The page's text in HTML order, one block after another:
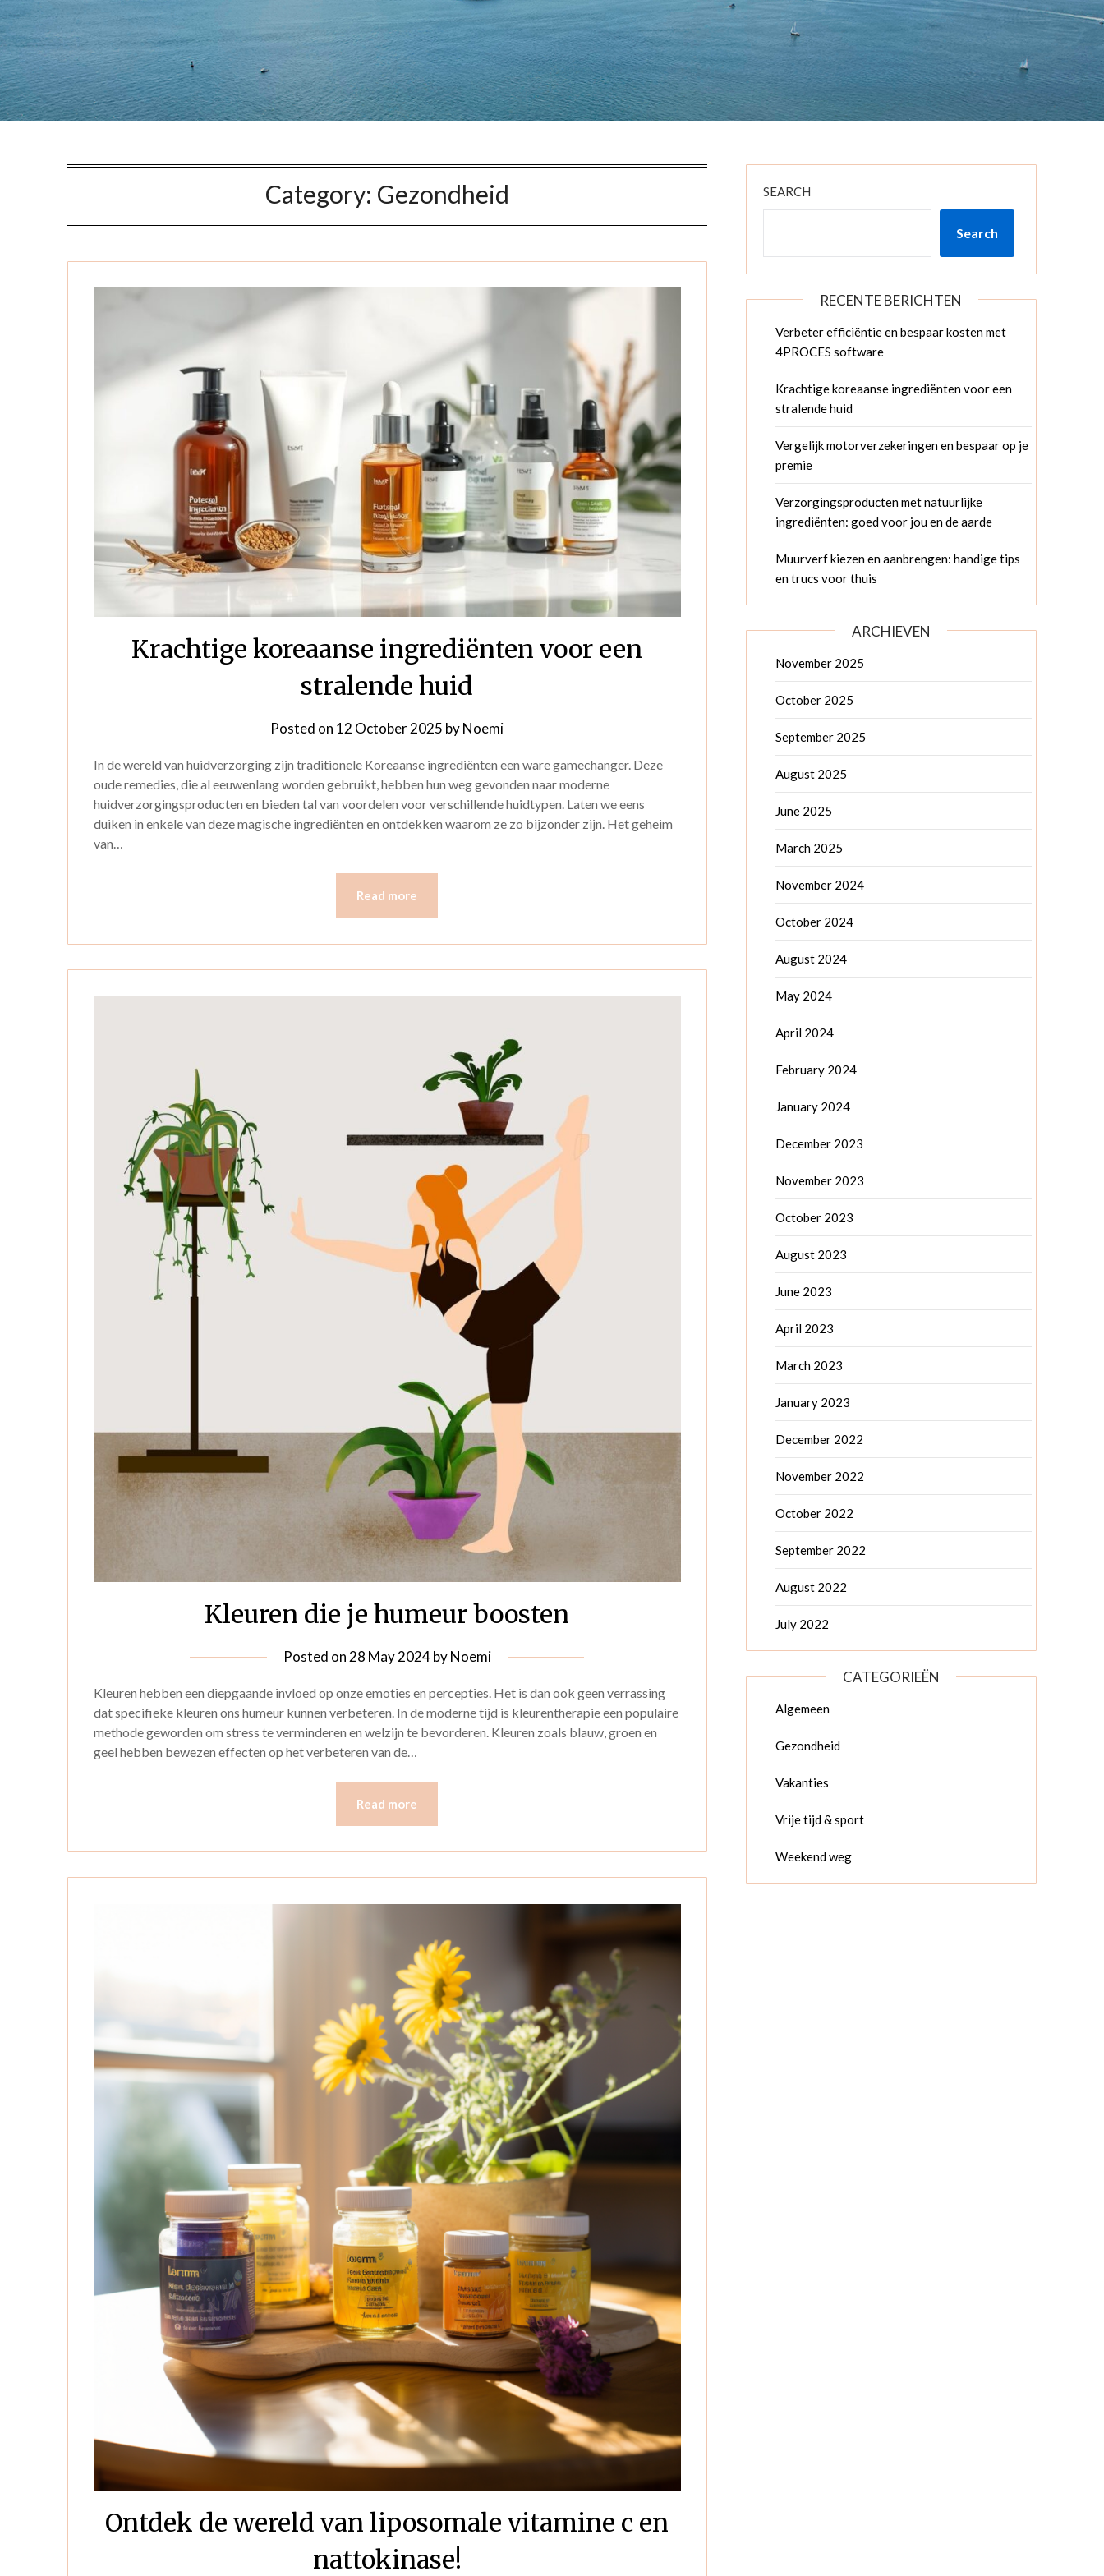
Category: Gezondheid
Krachtige koreaanse ingrediënten voor een
stralende huid
Posted on 12 October 2025 byNoemi
In de wereld van huidverzorging zijn traditionele Koreaanse ingrediënten een ware gamechanger. Deze
oude remedies, die al eeuwenlang worden gebruikt, hebben hun weg gevonden naar moderne
huidverzorgingsproducten en bieden tal van voordelen voor verschillende huidtypen. Laten we eens
duiken in enkele van deze magische ingrediënten en ontdekken waarom ze zo bijzonder zijn. Het geheim
van…
Read more
Kleuren die je humeur boosten
Posted on28 May 2024byNoemi
Kleuren hebben een diepgaande invloed op onze emoties en percepties. Het is dan ook geen verrassing
dat specifieke kleuren ons humeur kunnen verbeteren. In de moderne tijd is kleurentherapie een populaire
methode geworden om stress te verminderen en welzijn te bevorderen. Kleuren zoals blauw, groen en
geel hebben bewezen effecten op het verbeteren van de…
Read more
Ontdek de wereld van liposomale vitamine c en
nattokinase!
SEARCH
Search
RECENTE BERICHTEN
Verbeter efficiëntie en bespaar kosten met
4PROCES software
Krachtige koreaanse ingrediënten voor een
stralende huid
Vergelijk motorverzekeringen en bespaar op je
premie
Verzorgingsproducten met natuurlijke
ingrediënten: goed voor jou en de aarde
Muurverf kiezen en aanbrengen: handige tips
en trucs voor thuis
ARCHIEVEN
November 2025
October 2025
September 2025
August 2025
June 2025
March 2025
November 2024
October 2024
August 2024
May 2024
April 2024
February 2024
January 2024
December 2023
November 2023
October 2023
August 2023
June 2023
April 2023
March 2023
January 2023
December 2022
November 2022
October 2022
September 2022
August 2022
July 2022
CATEGORIEËN
Algemeen
Gezondheid
Vakanties
Vrije tijd & sport
Weekend weg